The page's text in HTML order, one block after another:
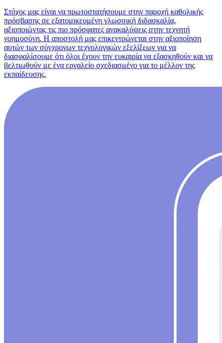
Στόχος μας είναι να πρωτοστατήσουμε στην παροχή καθολικής
πρόσβασης σε εξατομικευμένη γλωσσική διδασκαλία,
αξιοποιώντας τις πιο πρόσφατες ανακαλύψεις στην τεχνητή
νοημοσύνη. Η αποστολή μας επικεντρώνεται στην αξιοποίηση
αυτών των σύγχρονων τεχνολογικών εξελίξεων για να
διασφαλίσουμε ότι όλοι έχουν την ευκαιρία να εξασκηθούν και να
βελτιωθούν με ένα εργαλείο σχεδιασμένο για το μέλλον της
εκπαίδευσης.